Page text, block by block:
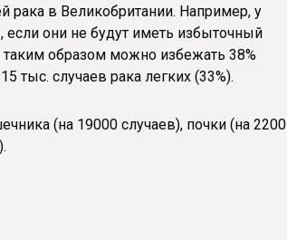
рака в Великобритании. Например, у
они не будут иметь избыточный
образом можно избежать 38%
тыс. случаев рака легких (33%).
(на 19000 случаев), почки (на 2200